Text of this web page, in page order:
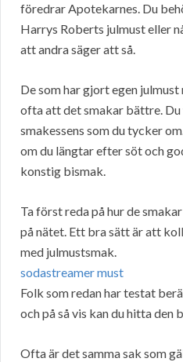
föredrar Apotekarnes. Du
Harrys Roberts julmust eller
att andra säger att så.
De som har gjort egen
ofta att det smakar bättre.
smakessens som du tycker
om du längtar efter söt och
konstig bismak.
Ta först reda på hur de
på nätet. Ett bra sätt är att
med julmustsmak.
sodastreamer must
Folk som redan har testat
och på så vis kan du hitta den
Ofta är det samma sak som